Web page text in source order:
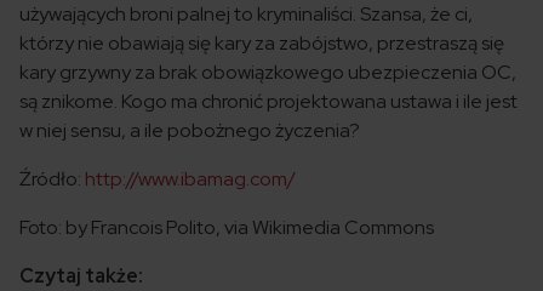
używających broni palnej to kryminaliści. Szansa, że ci,
którzy nie obawiają się kary za zabójstwo, przestraszą się
kary grzywny za brak obowiązkowego ubezpieczenia OC,
są znikome. Kogo ma chronić projektowana ustawa i ile jest
w niej sensu, a ile pobożnego życzenia?
Źródło: http://www.ibamag.com/
Foto: by Francois Polito, via Wikimedia Commons
Czytaj także: